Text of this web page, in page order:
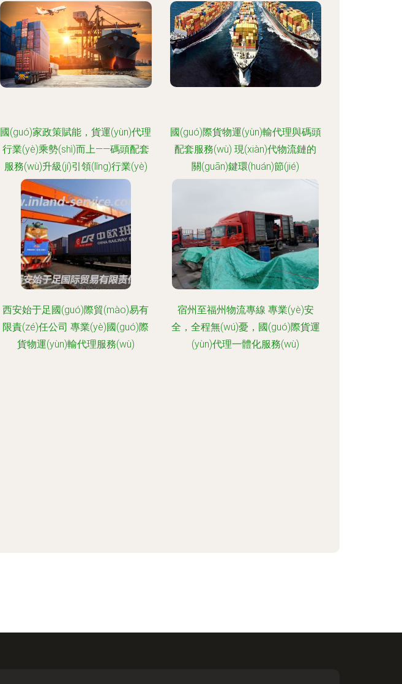
國(guó)家政策賦能，貨運(yùn)代理
行業(yè)乘勢(shì)而上——碼頭配套
服務(wù)升級(jí)引領(lǐng)行業(yè)
國(guó)際貨物運(yùn)輸代理與碼頭
配套服務(wù) 現(xiàn)代物流鏈的
關(guān)鍵環(huán)節(jié)
西安始于足國(guó)際貿(mào)易有
限責(zé)任公司 專業(yè)國(guó)際
貨物運(yùn)輸代理服務(wù)
宿州至福州物流專線 專業(yè)安
全，全程無(wú)憂，國(guó)際貨運
(yùn)代理一體化服務(wù)